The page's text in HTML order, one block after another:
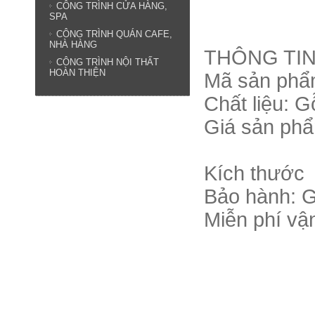
THÔNG
Mã sản
Chất liệu:
Giá sản
Kích thước
Bảo hành:
Miễn phí
CÔNG TRÌNH CỬA HÀNG,
SPA
CÔNG TRÌNH QUÁN CAFE,
NHÀ HÀNG
CÔNG TRÌNH NỘI THẤT
HOÀN THIỆN